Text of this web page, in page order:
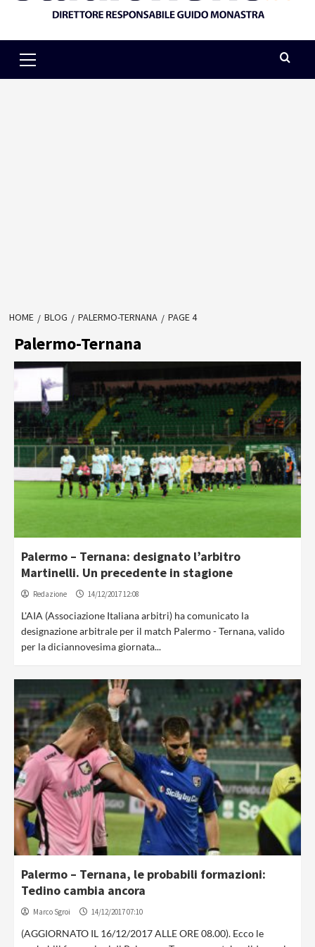
Menu
HOME BLOG PALERMO-TERNANA PAGE 4
Palermo-Ternana
Palermo – Ternana: designato l’arbitro
Martinelli. Un precedente in stagione
Redazione 14/12/2017 12:08
L'AIA (Associazione Italiana arbitri) ha comunicato la
designazione arbitrale per il match Palermo - Ternana, valido
per la diciannovesima giornata...
Palermo – Ternana, le probabili formazioni:
Tedino cambia ancora
Marco Sgroi 14/12/2017 07:10
(AGGIORNATO IL 16/12/2017 ALLE ORE 08.00). Ecco le